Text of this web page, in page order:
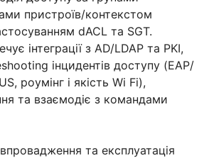
пристроїв/контекстом
dACL та SGT.
інтеграції з AD/LDAP та PKI,
інцидентів доступу (EAP/
роумінг і якість Wi Fi),
та взаємодіє з командами
та експлуатація